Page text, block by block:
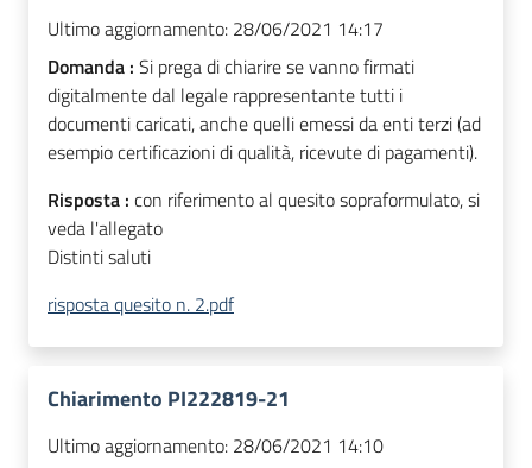
Ultimo aggiornamento: 28/06/2021 14:17
Domanda : Si prega di chiarire se vanno firmati
digitalmente dal legale rappresentante tutti i
documenti caricati, anche quelli emessi da enti terzi (ad
esempio certificazioni di qualità, ricevute di pagamenti).
Risposta : con riferimento al quesito sopraformulato, si
veda l'allegato
Distinti saluti
risposta quesito n. 2.pdf
Chiarimento PI222819-21
Ultimo aggiornamento: 28/06/2021 14:10